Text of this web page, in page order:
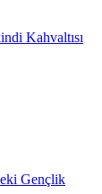
Kahvaltısı
etkinlikler...
Gençlik